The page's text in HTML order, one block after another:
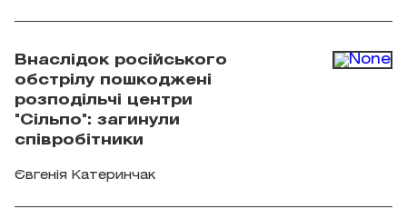
Внаслідок російського
обстрілу пошкоджені
розподільчі центри
"Сільпо": загинули
співробітники
Євгенія Катеринчак